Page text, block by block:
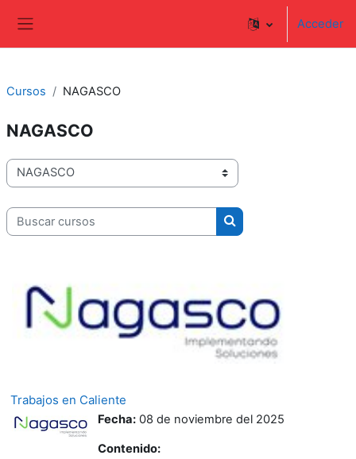
Acceder
Cursos NAGASCO
NAGASCO
Categorías
Buscar cursos
Buscar cursos
Trabajos en Caliente
Fecha: 08 de noviembre del 2025
Contenido: